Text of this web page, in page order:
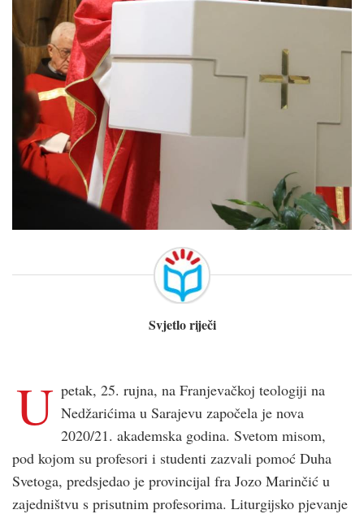
Svjetlo riječi
U petak, 25. rujna, na Franjevačkoj teologiji na
Nedžarićima u Sarajevu započela je nova
2020/21. akademska godina. Svetom misom,
pod kojom su profesori i studenti zazvali pomoć Duha
Svetoga, predsjedao je provincijal fra Jozo Marinčić u
zajedništvu s prisutnim profesorima. Liturgijsko pjevanje